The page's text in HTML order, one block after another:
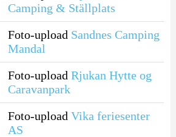
Camping & Ställplats
Foto-upload Sandnes Camping
Mandal
Foto-upload Rjukan Hytte og
Caravanpark
Foto-upload Vika feriesenter
AS